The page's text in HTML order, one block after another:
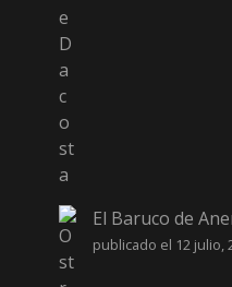
El Baruco de
publicado el 12 julio,